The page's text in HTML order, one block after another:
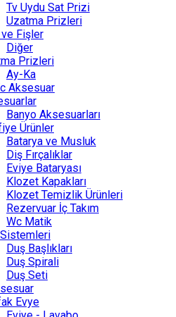
Tv Uydu Sat Prizi
Uzatma Prizleri
Fişler
Diğer
Prizleri
Ay-Ka
Aksesuar
Banyo Aksesuarları
Ürünler
Batarya ve Musluk
Diş Fırçalıklar
Eviye Bataryası
Klozet Kapakları
Klozet Temizlik Ürünleri
Rezervuar İç Takım
Wc Matik
Duş Başlıkları
Duş Spirali
Duş Seti
Evye